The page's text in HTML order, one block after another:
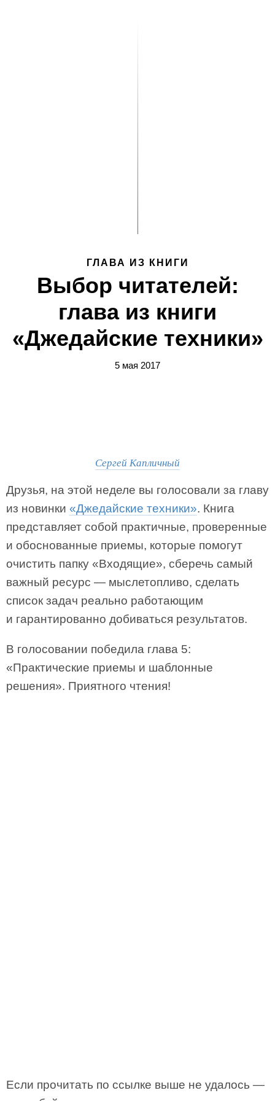
ГЛАВА ИЗ КНИГИ
Выбор читателей:
глава из книги
«Джедайские техники»
5 мая 2017
Сергей Капличный
Друзья, на этой неделе вы голосовали за главу
из новинки «Джедайские техники». Книга
представляет собой практичные, проверенные
и обоснованные приемы, которые помогут
очистить папку «Входящие», сберечь самый
важный ресурс — мыслетопливо, сделать
список задач реально работающим
и гарантированно добиваться результатов.
В голосовании победила глава 5:
«Практические приемы и шаблонные
решения». Приятного чтения!
Если прочитать по ссылке выше не удалось —